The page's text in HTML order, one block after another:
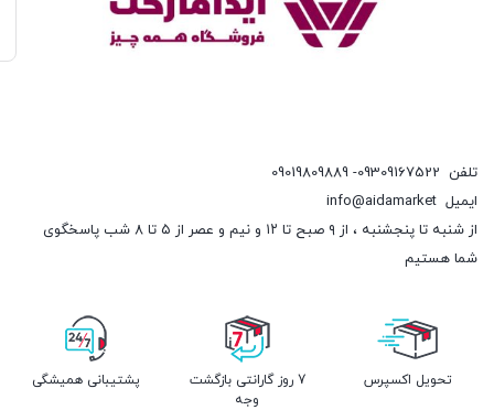
تلفن 09309167522- 09019809889
ایمیل info@aidamarket
از شنبه تا پنجشنبه ، از ۹ صبح تا ۱۲ و نیم و عصر از ۵ تا ۸ شب پاسخگوی
شما هستیم
تحویل اکسپرس
7 روز گارانتی بازگشت
وجه
پشتیبانی همیشگی